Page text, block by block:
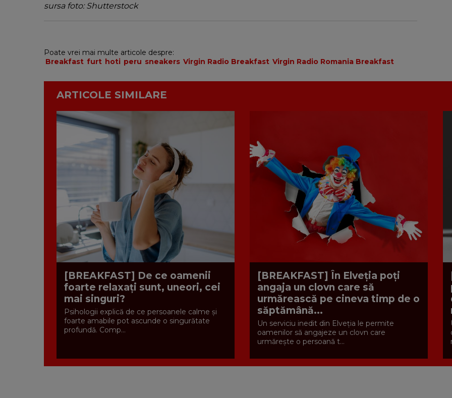
sursa foto: Shutterstock
Poate vrei mai multe articole despre:
Breakfast furt hoti peru sneakers Virgin Radio Breakfast Virgin Radio Romania Breakfast
ARTICOLE SIMILARE
[BREAKFAST] De ce oamenii
foarte relaxați sunt, uneori, cei
mai singuri?
Psihologii explică de ce persoanele calme și
foarte amabile pot ascunde o singurătate
profundă. Comp...
[BREAKFAST] În Elveția poți
angaja un clovn care să
urmărească pe cineva timp de o
săptămână...
Un serviciu inedit din Elveția le permite
oamenilor să angajeze un clovn care
urmărește o persoană t...